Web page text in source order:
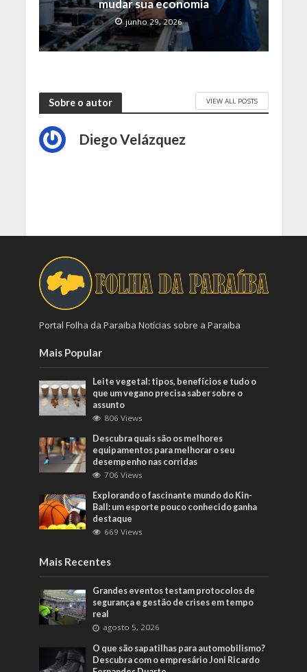
mudar sua economia
junho 29, 2026
Sobre o autor VIEW ALL POSTS
Diego Velázquez
Portal Folha da Paraiba Notícias sobre a Paraiba
Mais Popular
Leite vegetal: tipos, benefícios e tudo o
que um vegano precisa saber sobre o
assunto
806 Views
Descubra quais são os melhores
equipamentos para melhorar o seu
desempenho nas corridas
706 Views
Explorando o fascinante mundo do Kin-
Ball: um esporte pouco conhecido ganha
destaque
669 Views
Mais Recentes
Grandes eventos testam protocolos de
segurança e gestão de crises em tempo
real
agosto 5, 2026
O que são sapatilhas para automobilismo?
Descubra com o empresário Joni Ricardo